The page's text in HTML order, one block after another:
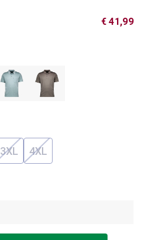
€ 41,99
3XL(Deze optie is momenteel niet
4XL(Deze optie is